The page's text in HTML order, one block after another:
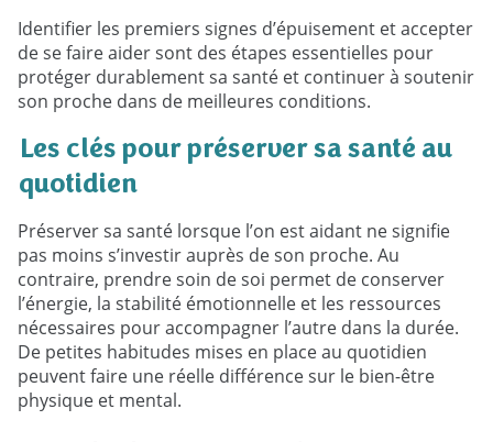
Identifier les premiers signes d’épuisement et accepter
de se faire aider sont des étapes essentielles pour
protéger durablement sa santé et continuer à soutenir
son proche dans de meilleures conditions.
Les clés pour préserver sa santé au
quotidien
Préserver sa santé lorsque l’on est aidant ne signifie
pas moins s’investir auprès de son proche. Au
contraire, prendre soin de soi permet de conserver
l’énergie, la stabilité émotionnelle et les ressources
nécessaires pour accompagner l’autre dans la durée.
De petites habitudes mises en place au quotidien
peuvent faire une réelle différence sur le bien-être
physique et mental.